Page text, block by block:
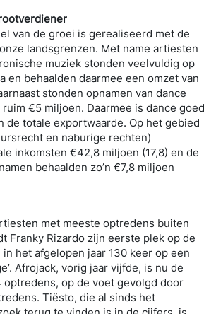
van de groei is gerealiseerd met de
landsgrenzen. Met name artiesten
muziek stonden veelvuldig op
en behaalden daarmee een omzet van
stonden opnamen van dance
€5 miljoen. Daarmee is dance goed
de totale exportwaarde. Op het gebied
en naburige rechten)
inkomsten €42,8 miljoen (17,8) en de
behaalden zo’n €7,8 miljoen
met meeste optredens buiten
Franky Rizardo zijn eerste plek op de
het afgelopen jaar 130 keer op een
Afrojack, vorig jaar vijfde, is nu de
optredens, op de voet gevolgd door
Tiësto, die al sinds het